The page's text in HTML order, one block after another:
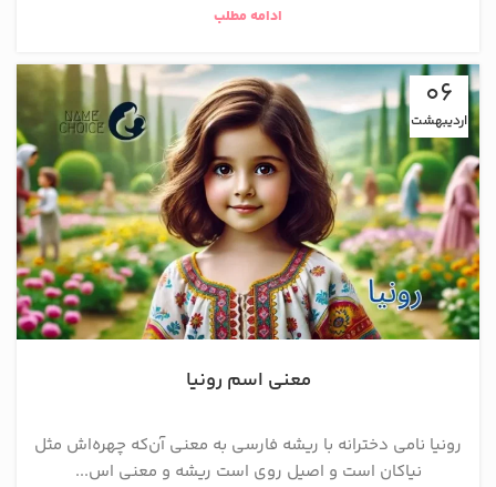
ادامه مطلب
06
اردیبهشت
معنی اسم رونیا
رونیا نامی دخترانه با ریشه فارسی به معنی آن‌که چهره‌اش مثل
نیاکان است و اصیل روی است ریشه و معنی اس...